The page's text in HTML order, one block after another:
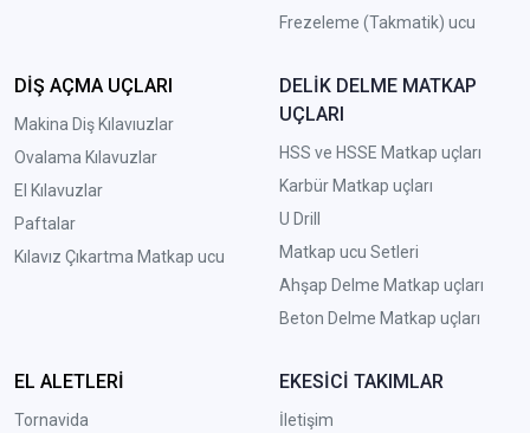
Frezeleme (Takmatik) ucu
DİŞ AÇMA UÇLARI
Makina Diş Kılavıuzlar
Ovalama Kılavuzlar
El Kılavuzlar
Paftalar
Kılavız Çıkartma Matkap ucu
DELİK DELME MATKAP
UÇLARI
HSS ve HSSE Matkap uçları
Karbür Matkap uçları
U Drill
Matkap ucu Setleri
Ahşap Delme Matkap uçları
Beton Delme Matkap uçları
EL ALETLERİ
Tornavida
EKESİCİ TAKIMLAR
İletişim